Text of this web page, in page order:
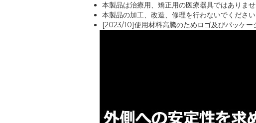
本製品は治療用、矯正用の医療器具ではありませ
本製品の加工、改造、修理を行わないでくださ
[2023/10]使用材料高騰のためロゴ及びパッケー